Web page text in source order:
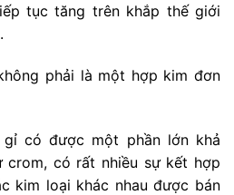
tục tăng trên khắp thế giới
phải là một hợp kim đơn
có được một phần lớn khả
crom, có rất nhiều sự kết hợp
kim loại khác nhau được bán